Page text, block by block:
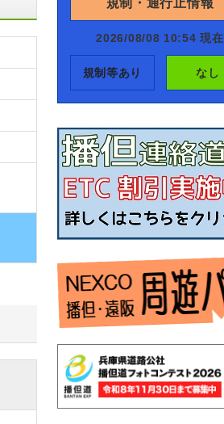
規制・通行止情報
2026/08/08 10:54 現在
規制等あり なし